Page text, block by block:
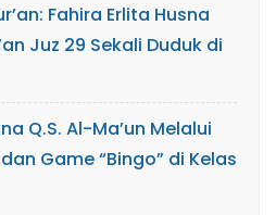
Fahira Erlita Husna
Juz 29 Sekali Duduk di
Q.S. Al-Ma’un Melalui
Game “Bingo” di Kelas